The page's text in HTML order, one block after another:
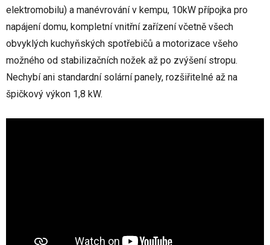
elektromobilu) a manévrování v kempu, 10kW přípojka pro
napájení domu, kompletní vnitřní zařízení včetně všech
obvyklých kuchyňských spotřebičů a motorizace všeho
možného od stabilizačních nožek až po zvýšení stropu.
Nechybí ani standardní solární panely, rozšiřitelné až na
špičkový výkon 1,8 kW.